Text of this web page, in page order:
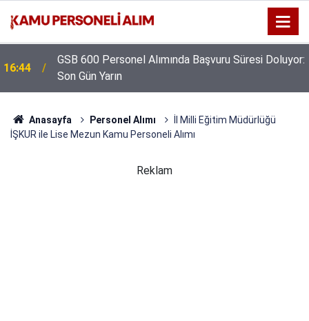
16:44
GSB 600 Personel Alımında Başvuru Süresi Doluyor:
Son Gün Yarın
Anasayfa Personel Alımı
İl Milli Eğitim Müdürlüğü
İŞKUR ile Lise Mezun Kamu Personeli Alımı
Reklam